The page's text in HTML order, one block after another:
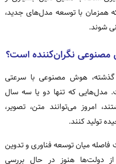
با توسعه مدل‌های جدید،
شوند.
نگران‌کننده است؟
گذشته، هوش مصنوعی با سرعتی
که تنها دو یا سه سال
امروز می‌توانند متن، تصویر،
تولید کنند.
میان توسعه فناوری و تدوین
دولت‌ها هنوز در حال بررسی